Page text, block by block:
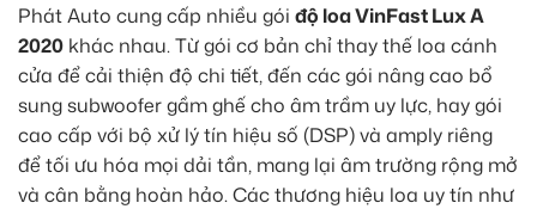
Phát Auto cung cấp nhiều gói độ loa VinFast Lux A
2020 khác nhau. Từ gói cơ bản chỉ thay thế loa cánh
cửa để cải thiện độ chi tiết, đến các gói nâng cao bổ
sung subwoofer gầm ghế cho âm trầm uy lực, hay gói
cao cấp với bộ xử lý tín hiệu số (DSP) và amply riêng
để tối ưu hóa mọi dải tần, mang lại âm trường rộng mở
và cân bằng hoàn hảo. Các thương hiệu loa uy tín như